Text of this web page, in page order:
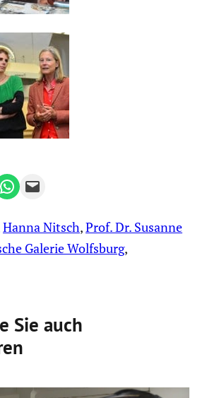
Threadson WhatsApp
Email this Page
Hanna Nitsch, Prof. Dr. Susanne
Galerie Wolfsburg
Sie auch